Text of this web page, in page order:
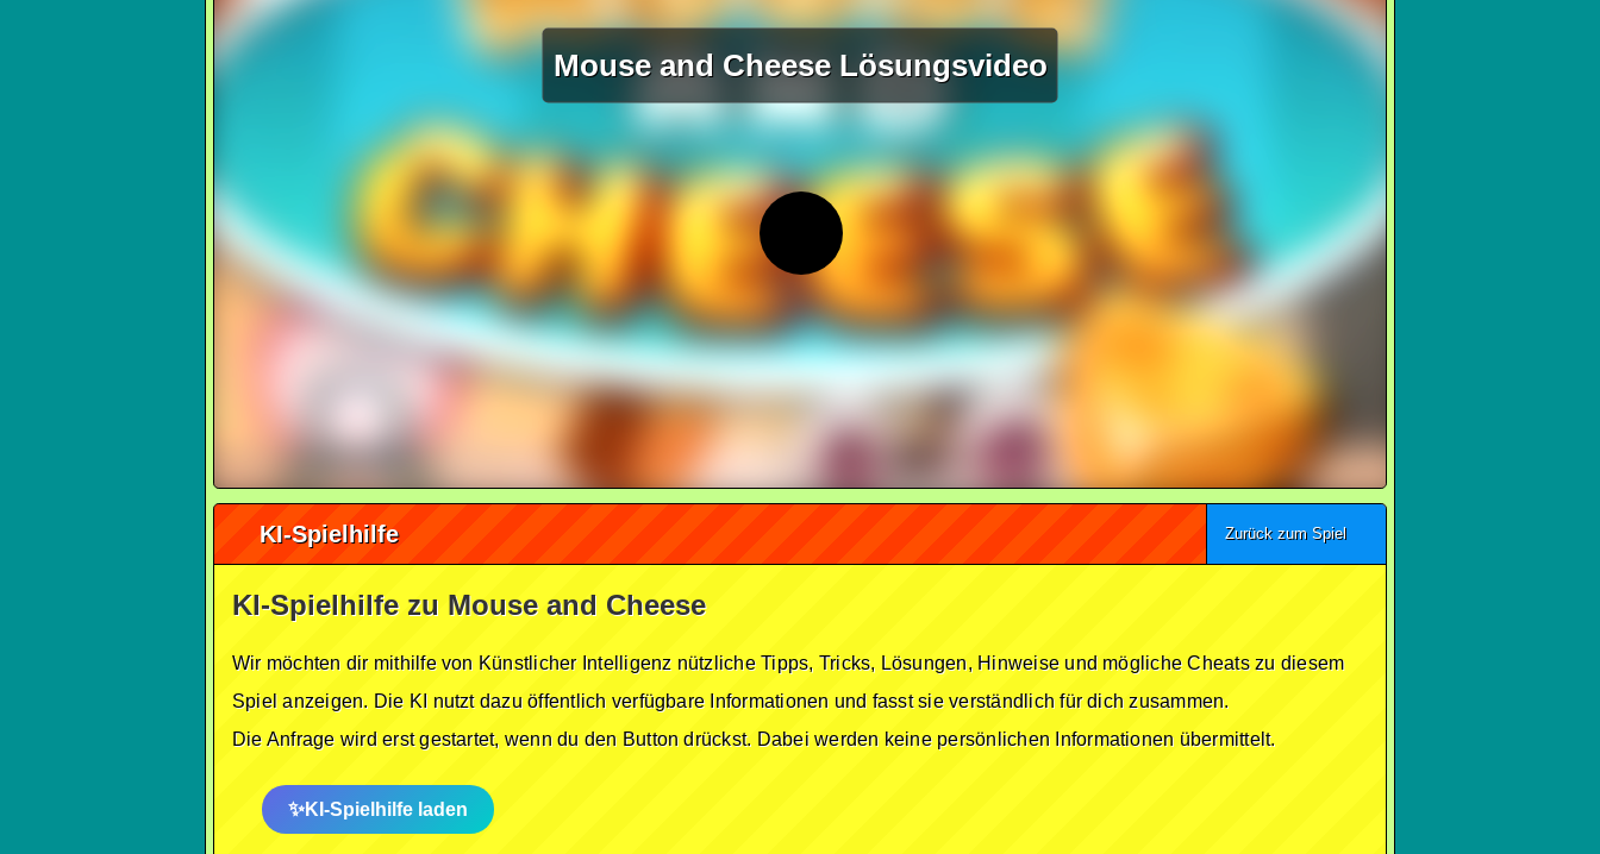
Mouse and Cheese Lösungsvideo
KI-Spielhilfe Zurück zum Spiel
KI-Spielhilfe zu Mouse and Cheese
Wir möchten dir mithilfe von Künstlicher Intelligenz nützliche Tipps, Tricks, Lösungen, Hinweise und mögliche Cheats zu diesem
Spiel anzeigen. Die KI nutzt dazu öffentlich verfügbare Informationen und fasst sie verständlich für dich zusammen.
Die Anfrage wird erst gestartet, wenn du den Button drückst. Dabei werden keine persönlichen Informationen übermittelt.
KI-Spielhilfe laden